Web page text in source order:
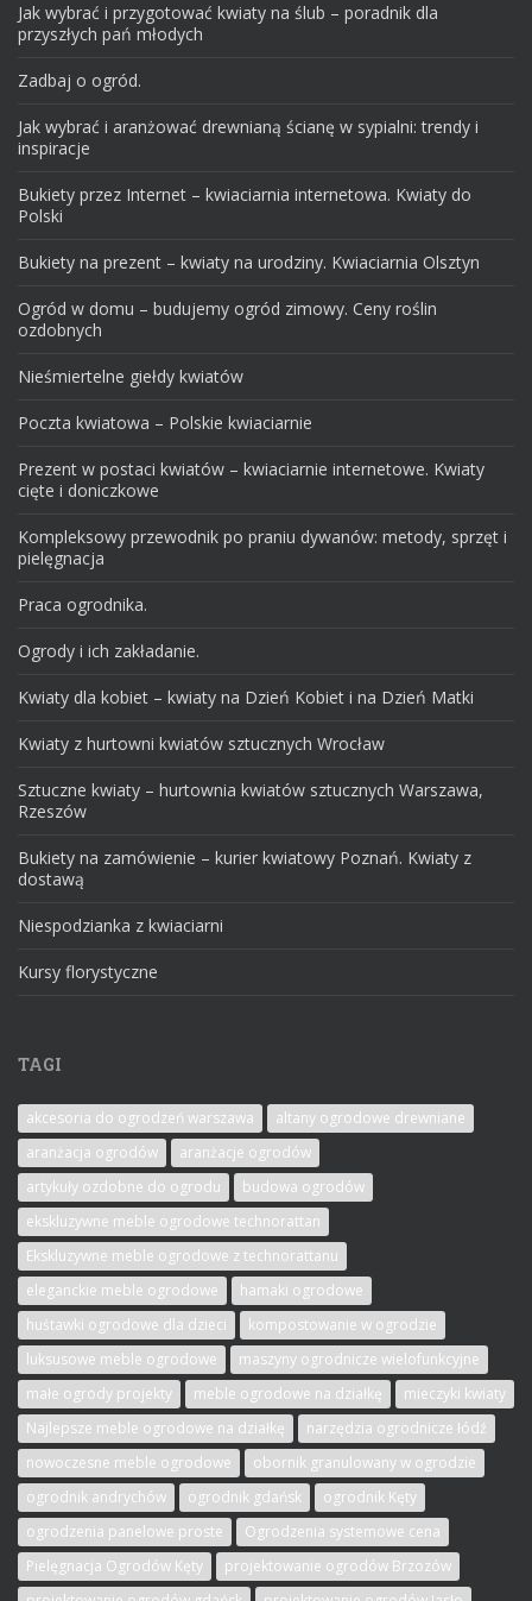
Jak wybrać i przygotować kwiaty na ślub – poradnik dla
przyszłych pań młodych
Zadbaj o ogród.
Jak wybrać i aranżować drewnianą ścianę w sypialni: trendy i
inspiracje
Bukiety przez Internet – kwiaciarnia internetowa. Kwiaty do
Polski
Bukiety na prezent – kwiaty na urodziny. Kwiaciarnia Olsztyn
Ogród w domu – budujemy ogród zimowy. Ceny roślin
ozdobnych
Nieśmiertelne giełdy kwiatów
Poczta kwiatowa – Polskie kwiaciarnie
Prezent w postaci kwiatów – kwiaciarnie internetowe. Kwiaty
cięte i doniczkowe
Kompleksowy przewodnik po praniu dywanów: metody, sprzęt i
pielęgnacja
Praca ogrodnika.
Ogrody i ich zakładanie.
Kwiaty dla kobiet – kwiaty na Dzień Kobiet i na Dzień Matki
Kwiaty z hurtowni kwiatów sztucznych Wrocław
Sztuczne kwiaty – hurtownia kwiatów sztucznych Warszawa,
Rzeszów
Bukiety na zamówienie – kurier kwiatowy Poznań. Kwiaty z
dostawą
Niespodzianka z kwiaciarni
Kursy florystyczne
TAGI
akcesoria do ogrodzeń warszawa
altany ogrodowe drewniane
aranżacja ogrodów
aranżacje ogrodów
artykuły ozdobne do ogrodu
budowa ogrodów
ekskluzywne meble ogrodowe technorattan
Ekskluzywne meble ogrodowe z technorattanu
eleganckie meble ogrodowe
hamaki ogrodowe
huśtawki ogrodowe dla dzieci
kompostowanie w ogrodzie
luksusowe meble ogrodowe
maszyny ogrodnicze wielofunkcyjne
małe ogrody projekty
meble ogrodowe na działkę
mieczyki kwiaty
Najlepsze meble ogrodowe na działkę
narzędzia ogrodnicze łódź
nowoczesne meble ogrodowe
obornik granulowany w ogrodzie
ogrodnik andrychów
ogrodnik gdańsk
ogrodnik Kęty
ogrodzenia panelowe proste
Ogrodzenia systemowe cena
Pielęgnacja Ogrodów Kęty
projektowanie ogrodów Brzozów